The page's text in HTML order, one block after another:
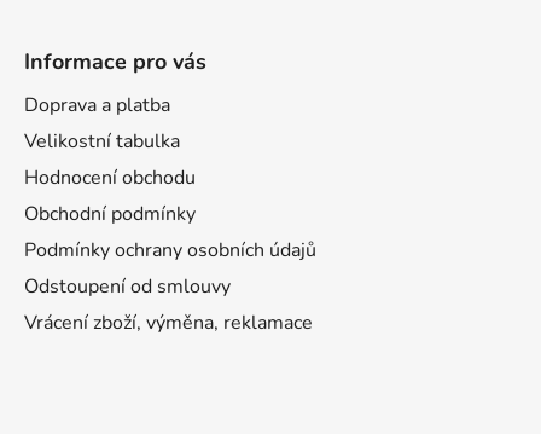
Informace pro vás
Doprava a platba
Velikostní tabulka
Hodnocení obchodu
Obchodní podmínky
Podmínky ochrany osobních údajů
Odstoupení od smlouvy
Vrácení zboží, výměna, reklamace